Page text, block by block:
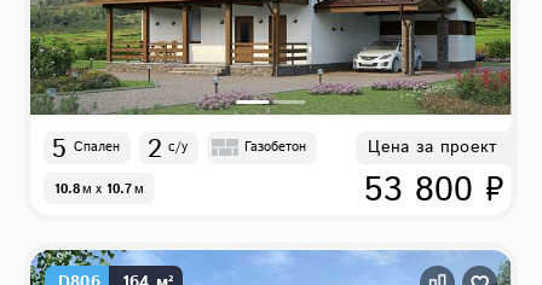
5 Спален 2 с/у Газобетон
10.8м x 10.7м
Цена за проект
53 800 ₽